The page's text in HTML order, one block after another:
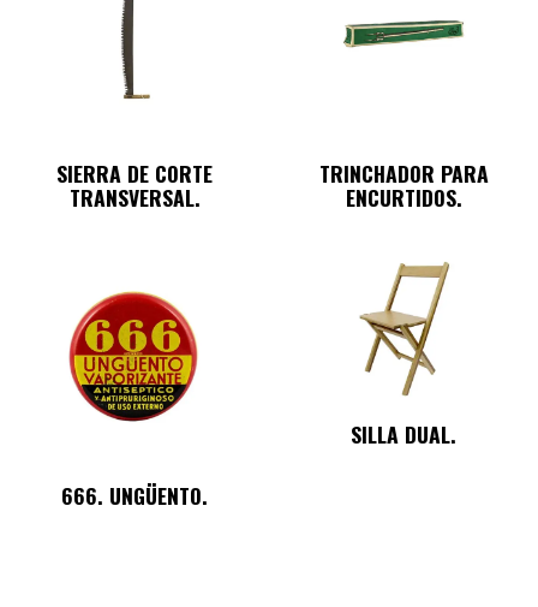
SIERRA DE CORTE
TRANSVERSAL.
TRINCHADOR PARA
ENCURTIDOS.
666. UNGÜENTO.
SILLA DUAL.